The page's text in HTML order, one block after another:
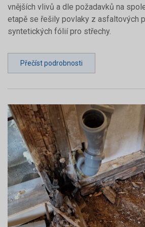
vnějších vlivů a dle požadavků na
etapě se řešily povlaky z asfaltových
syntetických fólií pro střechy.
Přečíst podrobnosti